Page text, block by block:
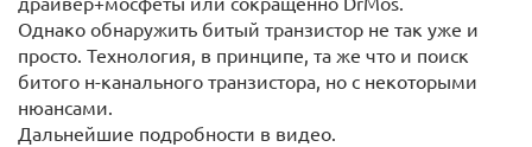
Однако обнаружить битый транзистор не так уже и
просто. Технология, в принципе, та же что и поиск
битого н-канального транзистора, но с некоторыми
нюансами.
Дальнейшие подробности в видео.